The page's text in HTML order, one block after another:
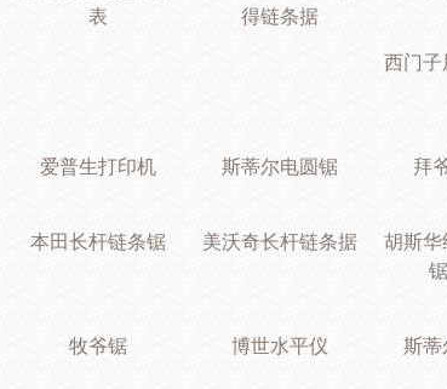
表
得链条据
西门子
爱普生打印机 斯蒂尔电圆锯 拜
本田长杆链条锯 美沃奇长杆链条据
胡斯华
牧爷锯 博世水平仪 斯蒂